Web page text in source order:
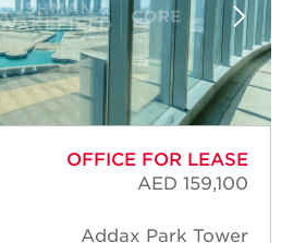
OFFICE FOR LEASE
AED 159,100
Addax Park Tower